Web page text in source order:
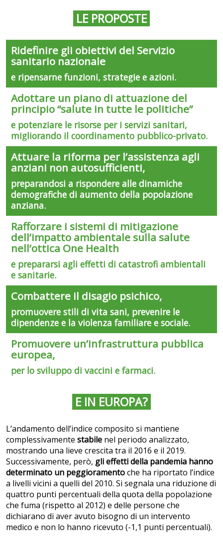
LE PROPOSTE
Ridefinire gli obiettivi del Servizio
sanitario nazionale
e ripensarne funzioni, strategie e azioni.
Adottare un piano di attuazione del
principio “salute in tutte le politiche”
e potenziare le risorse per i servizi sanitari,
migliorando il coordinamento pubblico-privato.
Attuare la riforma per l’assistenza agli
anziani non autosufficienti,
preparandosi a rispondere alle dinamiche
demografiche di aumento della popolazione
anziana.
Rafforzare i sistemi di mitigazione
dell’impatto ambientale sulla salute
nell’ottica One Health
e prepararsi agli effetti di catastrofi ambientali
e sanitarie.
Combattere il disagio psichico,
promuovere stili di vita sani, prevenire le
dipendenze e la violenza familiare e sociale.
Promuovere un’infrastruttura pubblica
europea,
per lo sviluppo di vaccini e farmaci.
E IN EUROPA?
L’andamento dell’indice composito si mantiene
complessivamente stabile nel periodo analizzato,
mostrando una lieve crescita tra il 2016 e il 2019.
Successivamente, però, gli effetti della pandemia hanno
determinato un peggioramentoche ha riportato l’indice
a livelli vicini a quelli del 2010. Si segnala una riduzione di
quattro punti percentuali della quota della popolazione
che fuma (rispetto al 2012) e delle persone che
dichiarano di aver avuto bisogno di un intervento
medico e non lo hanno ricevuto (-1,1 punti percentuali).